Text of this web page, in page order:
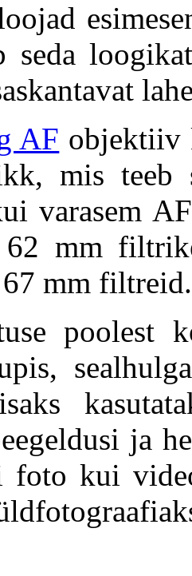
seda
AF objektiiv
mis teeb
varasem
62 mm
mm filtreid.
poolest
ja
foto kui